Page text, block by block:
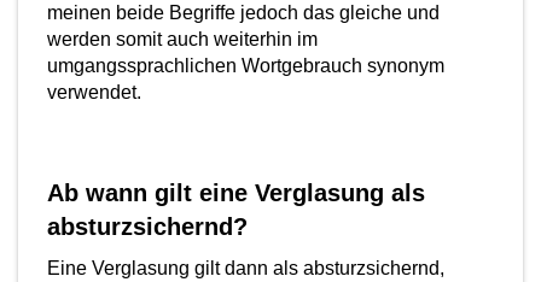
meinen beide Begriffe jedoch das gleiche und
werden somit auch weiterhin im
umgangssprachlichen Wortgebrauch synonym
verwendet.
Ab wann gilt eine Verglasung als
absturzsichernd?
Eine Verglasung gilt dann als absturzsichernd,